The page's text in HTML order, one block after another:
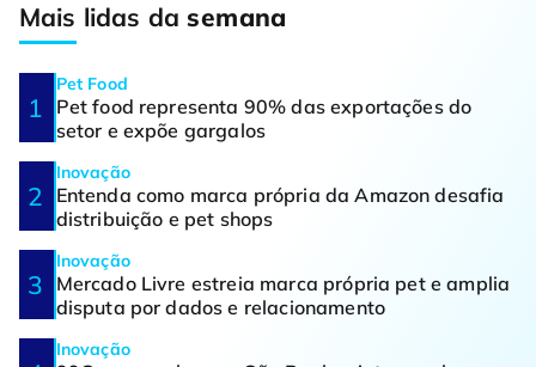
Mais lidas dasemana
Pet Food
Pet food representa 90% das exportações do
setor e expõe gargalos
Inovação
Entenda como marca própria da Amazon desafia
distribuição e pet shops
Inovação
Mercado Livre estreia marca própria pet e amplia
disputa por dados e relacionamento
Inovação